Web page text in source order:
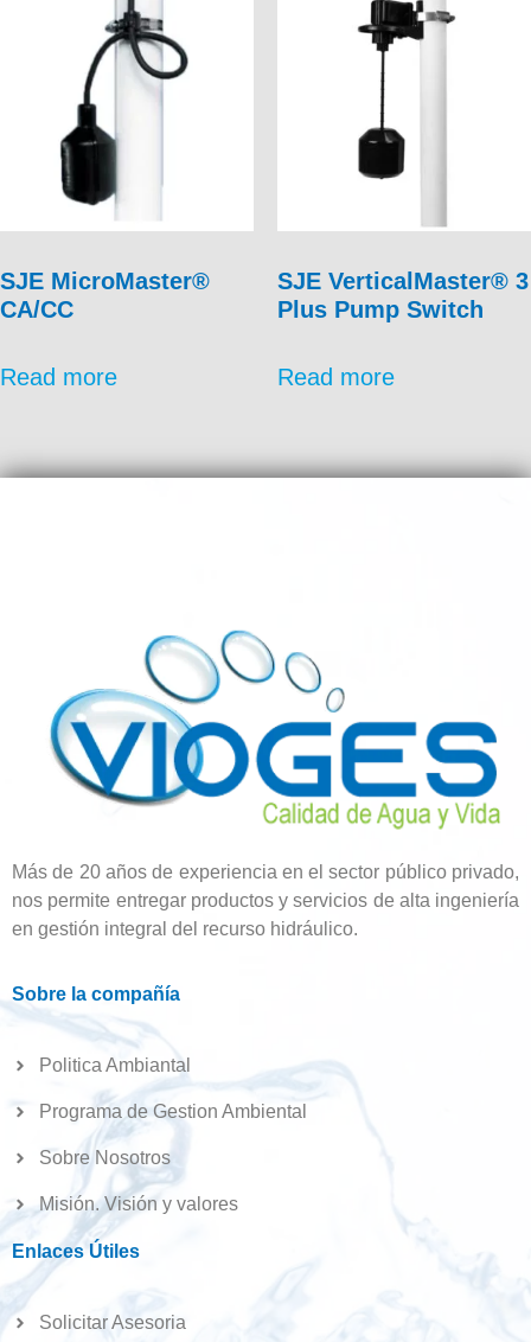
SJE MicroMaster®
CA/CC
Read more
SJE VerticalMaster® 3
Plus Pump Switch
Read more
Más de 20 años de experiencia en el sector público privado,
nos permite entregar productos y servicios de alta ingeniería
en gestión integral del recurso hidráulico.
Sobre la compañía
Politica Ambiantal
Programa de Gestion Ambiental
Sobre Nosotros
Misión. Visión y valores
Enlaces Útiles
Solicitar Asesoria